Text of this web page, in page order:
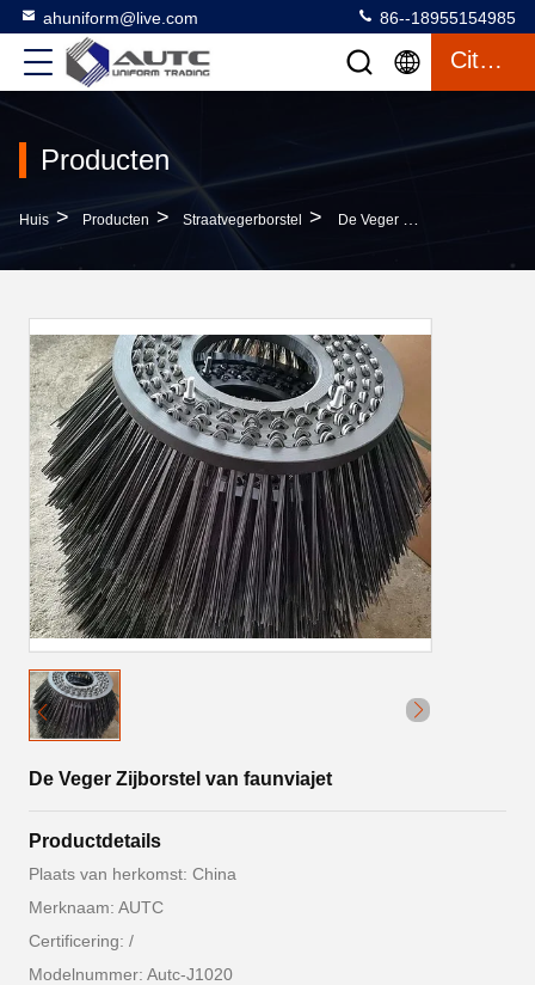
ahuniform@live.com 86--18955154985
Citaat
Producten
Huis > Producten > Straatvegerborstel > De Veger Zijborstel Van Faunviajet
De Veger Zijborstel van faunviajet
Productdetails
Plaats van herkomst: China
Merknaam: AUTC
Certificering: /
Modelnummer: Autc-J1020